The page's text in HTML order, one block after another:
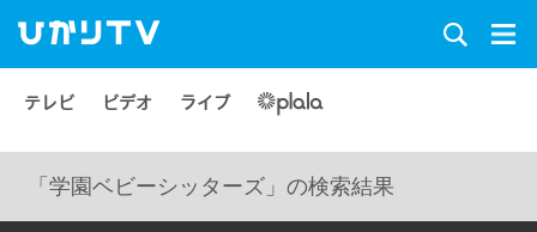
テレビ ビデオ ライブ
「学園ベビーシッターズ」の検索結果